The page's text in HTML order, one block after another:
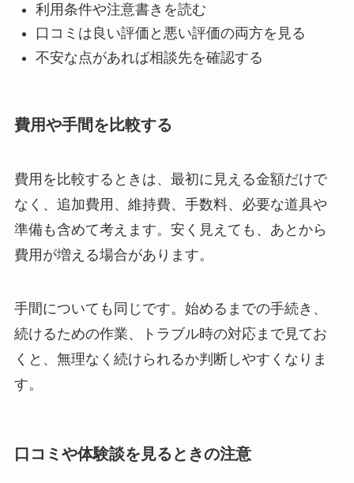
利用条件や注意書きを読む
口コミは良い評価と悪い評価の両方を見る
不安な点があれば相談先を確認する
費用や手間を比較する
費用を比較するときは、最初に見える金額だけで
なく、追加費用、維持費、手数料、必要な道具や
準備も含めて考えます。安く見えても、あとから
費用が増える場合があります。
手間についても同じです。始めるまでの手続き、
続けるための作業、トラブル時の対応まで見てお
くと、無理なく続けられるか判断しやすくなりま
す。
口コミや体験談を見るときの注意